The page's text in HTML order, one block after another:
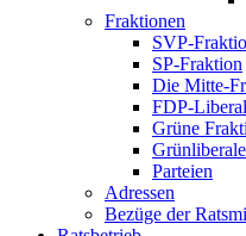
Fraktionen
SVP-
SP-Fraktion
Die Mitte-
FDP-
Grüne
Parteien
Adressen
Bezüge der